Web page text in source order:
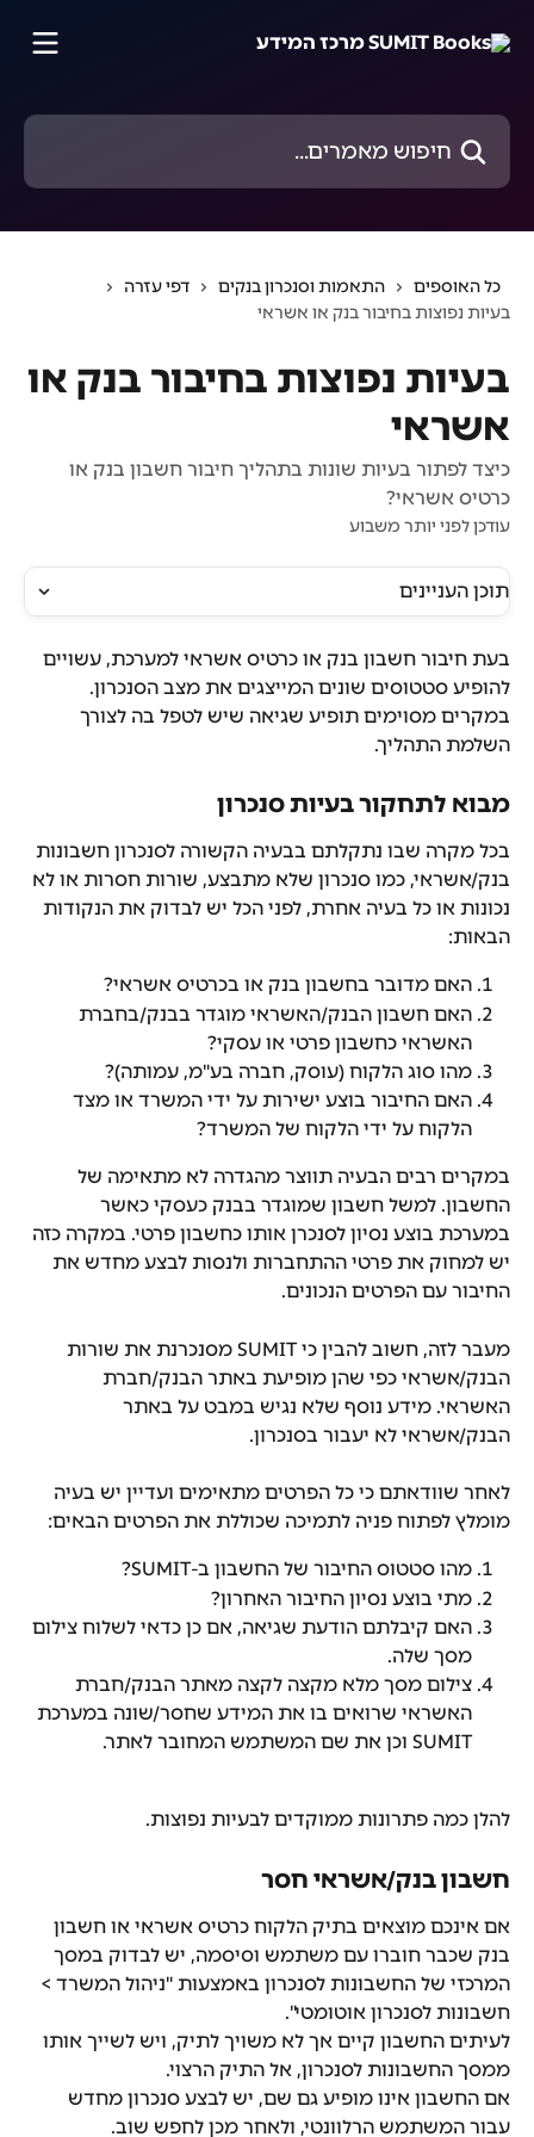
חיפוש מאמרים...
כל האוספים התאמות וסנכרון בנקים
דפי עזרה
בעיות נפוצות בחיבור בנק או אשראי
בעיות נפוצות בחיבור בנק או
אשראי
כיצד לפתור בעיות שונות בתהליך חיבור חשבון בנק או
כרטיס אשראי?
עודכן לפני יותר משבוע
תוכן העניינים
בעת חיבור חשבון בנק או כרטיס אשראי למערכת, עשויים
להופיע סטטוסים שונים המייצגים את מצב הסנכרון.
במקרים מסוימים תופיע שגיאה שיש לטפל בה לצורך
השלמת התהליך.
מבוא לתחקור בעיות סנכרון
בכל מקרה שבו נתקלתם בבעיה הקשורה לסנכרון חשבונות
בנק/אשראי, כמו סנכרון שלא מתבצע, שורות חסרות או לא
נכונות או כל בעיה אחרת, לפני הכל יש לבדוק את הנקודות
הבאות:
האם מדובר בחשבון בנק או בכרטיס אשראי?
האם חשבון הבנק/האשראי מוגדר בבנק/בחברת
האשראי כחשבון פרטי או עסקי?
מהו סוג הלקוח (עוסק, חברה בע"מ, עמותה)?
האם החיבור בוצע ישירות על ידי המשרד או מצד
הלקוח על ידי הלקוח של המשרד?
במקרים רבים הבעיה תווצר מהגדרה לא מתאימה של
החשבון. למשל חשבון שמוגדר בבנק כעסקי כאשר
במערכת בוצע נסיון לסנכרן אותו כחשבון פרטי. במקרה כזה
יש למחוק את פרטי ההתחברות ולנסות לבצע מחדש את
החיבור עם הפרטים הנכונים.
מעבר לזה, חשוב להבין כי SUMIT מסנכרנת את שורות
הבנק/אשראי כפי שהן מופיעת באתר הבנק/חברת
האשראי. מידע נוסף שלא נגיש במבט על באתר
הבנק/אשראי לא יעבור בסנכרון.
לאחר שוודאתם כי כל הפרטים מתאימים ועדיין יש בעיה
מומלץ לפתוח פניה לתמיכה שכוללת את הפרטים הבאים:
מהו סטטוס החיבור של החשבון ב-SUMIT?
מתי בוצע נסיון החיבור האחרון?
האם קיבלתם הודעת שגיאה, אם כן כדאי לשלוח צילום
מסך שלה.
צילום מסך מלא מקצה לקצה מאתר הבנק/חברת
האשראי שרואים בו את המידע שחסר/שונה במערכת
SUMIT וכן את שם המשתמש המחובר לאתר.
להלן כמה פתרונות ממוקדים לבעיות נפוצות.
חשבון בנק/אשראי חסר
אם אינכם מוצאים בתיק הלקוח כרטיס אשראי או חשבון
בנק שכבר חוברו עם משתמש וסיסמה, יש לבדוק במסך
המרכזי של החשבונות לסנכרון באמצעות "ניהול המשרד >
חשבונות לסנכרון אוטומטי".
לעיתים החשבון קיים אך לא משויך לתיק, ויש לשייך אותו
ממסך החשבונות לסנכרון, אל התיק הרצוי.
אם החשבון אינו מופיע גם שם, יש לבצע סנכרון מחדש
עבור המשתמש הרלוונטי, ולאחר מכן לחפש שוב.